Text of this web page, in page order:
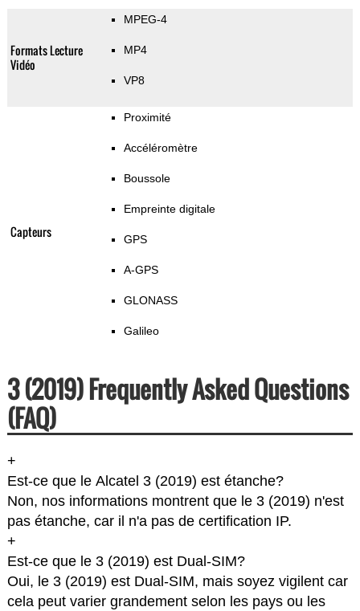
Formats Lecture
Vidéo
MPEG-4
MP4
VP8
Capteurs
Proximité
Accéléromètre
Boussole
Empreinte digitale
GPS
A-GPS
GLONASS
Galileo
3 (2019) Frequently Asked Questions
(FAQ)
+
Est-ce que le Alcatel 3 (2019) est étanche?
Non, nos informations montrent que le 3 (2019) n'est
pas étanche, car il n'a pas de certification IP.
+
Est-ce que le 3 (2019) est Dual-SIM?
Oui, le 3 (2019) est Dual-SIM, mais soyez vigilent car
cela peut varier grandement selon les pays ou les